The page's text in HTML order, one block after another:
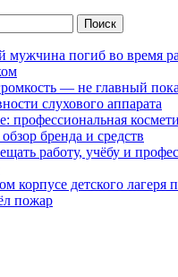
мужчина погиб во время
— не главный
слухового аппарата
профессиональная
бренда и средств
работу, учёбу и
корпусе детского лагеря
пожар